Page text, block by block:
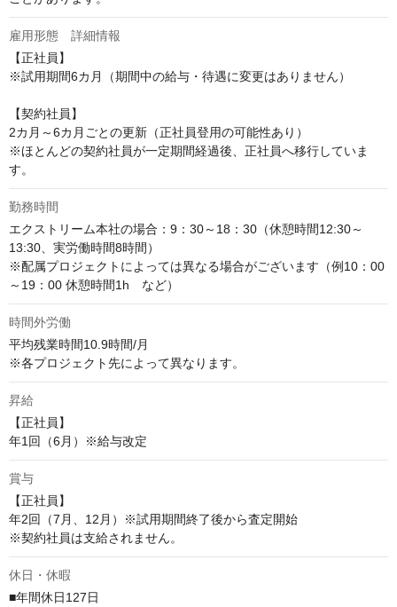
雇用形態 詳細情報
【正社員】
※試用期間6カ月（期間中の給与・待遇に変更はありません）
【契約社員】
2カ月～6カ月ごとの更新（正社員登用の可能性あり）
※ほとんどの契約社員が一定期間経過後、正社員へ移行していま
す。
勤務時間
エクストリーム本社の場合：9：30～18：30（休憩時間12:30～
13:30、実労働時間8時間）
※配属プロジェクトによっては異なる場合がございます（例10：00
～19：00 休憩時間1h　など）
時間外労働
平均残業時間10.9時間/月
※各プロジェクト先によって異なります。
昇給
【正社員】
年1回（6月）※給与改定
賞与
【正社員】
年2回（7月、12月）※試用期間終了後から査定開始
※契約社員は支給されません。
休日・休暇
■年間休日127日